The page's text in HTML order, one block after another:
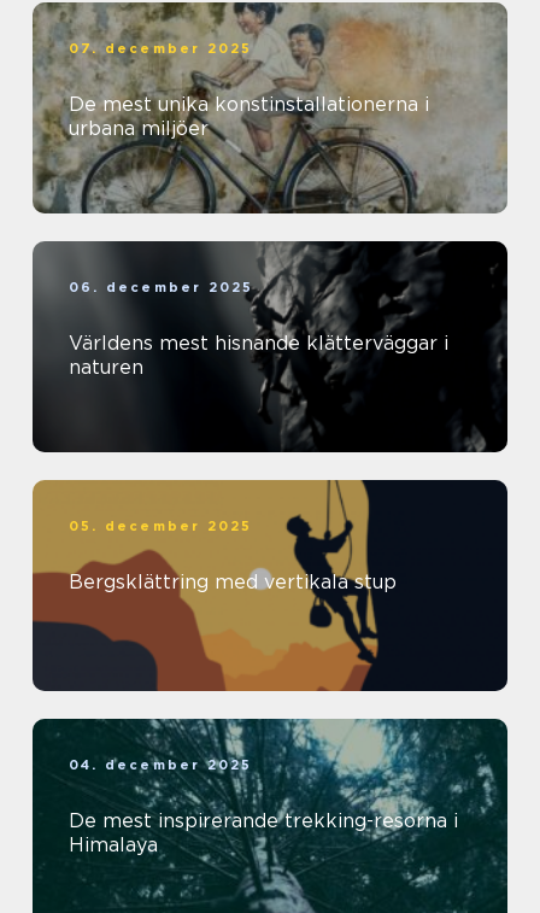
07. december 2025
De mest unika konstinstallationerna i
urbana miljöer
06. december 2025
Världens mest hisnande klätterväggar i
naturen
05. december 2025
Bergsklättring med vertikala stup
04. december 2025
De mest inspirerande trekking-resorna i
Himalaya